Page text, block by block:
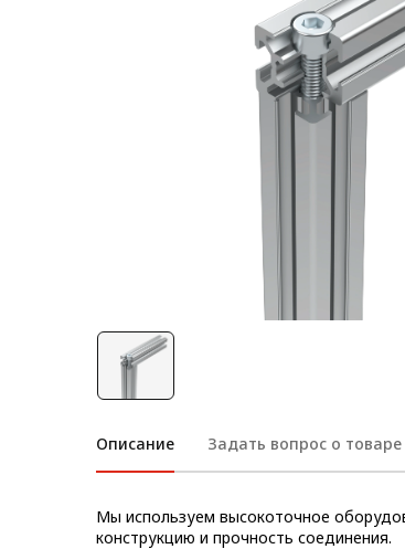
Система линейного
перемещения NEW!
Система V-паза NEW!
Алюминиевые промышленные
Алюминиевая промышленная
Профиль строительного
назначения
профиль NEW!
Лист алюминиевый
Конструкции из профиля
Описание Задать вопрос о товаре
Мы используем высокоточное
конструкцию и прочность соединения.